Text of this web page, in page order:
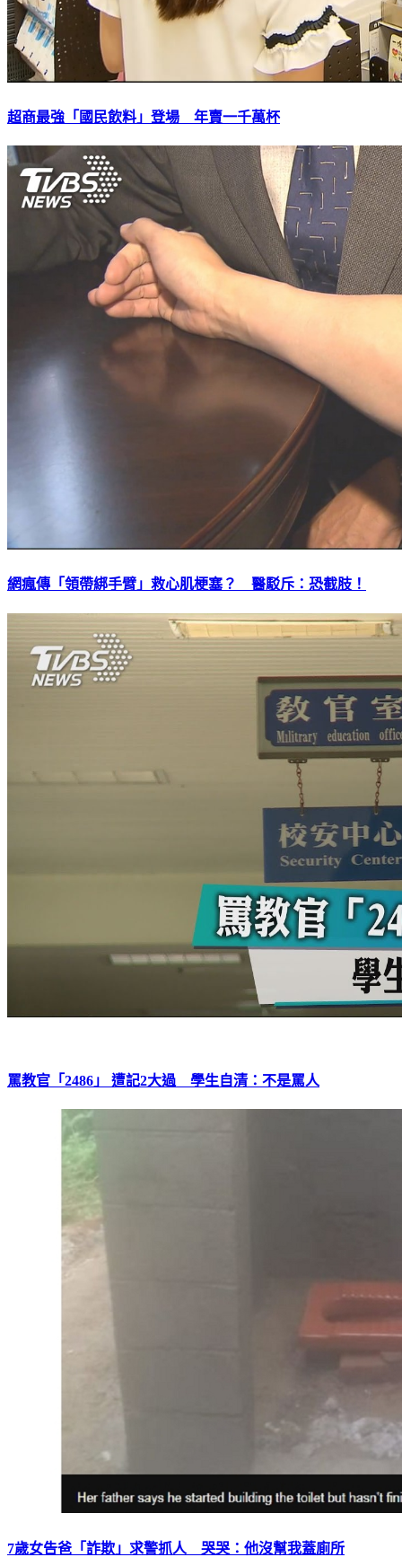
超商最強「國民飲料」登場 年賣一千萬杯
網瘋傳「領帶綁手臂」救心肌梗塞？ 醫駁斥：恐截肢！
罵教官「2486」 遭記2大過 學生自清：不是罵人
7歲女告爸「詐欺」求警抓人 哭哭：他沒幫我蓋廁所